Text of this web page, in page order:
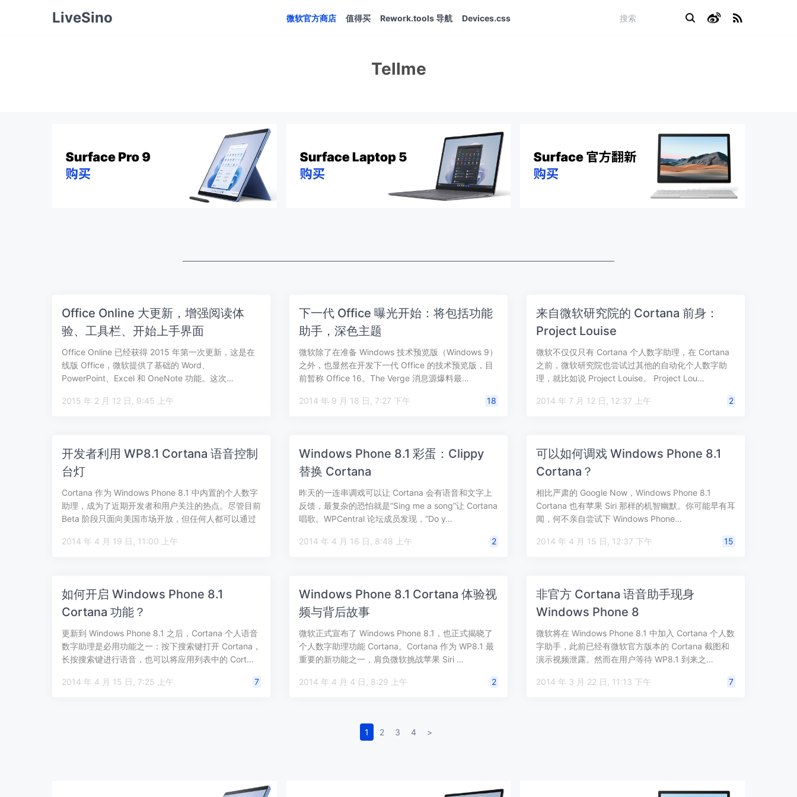
LiveSino 微软官方商店 值得买 Rework.tools 导航 Devices.css
Tellme
Office Online 大更新，增强阅读体
验、工具栏、开始上手界面
Office Online 已经获得 2015 年第一次更新，这是在
线版 Office，微软提供了基础的 Word、
PowerPoint、Excel 和 OneNote 功能。这次…
2015 年 2 月 12 日, 9:45 上午
下一代 Office 曝光开始：将包括功能
助手，深色主题
微软除了在准备 Windows 技术预览版（Windows 9）
之外，也显然在开发下一代 Office 的技术预览版，目
前暂称 Office 16。The Verge 消息源爆料最…
2014 年 9 月 18 日, 7:27 下午 18
来自微软研究院的 Cortana 前身：
Project Louise
微软不仅仅只有 Cortana 个人数字助理，在 Cortana
之前，微软研究院也尝试过其他的自动化个人数字助
理，就比如说 Project Louise。 Project Lou…
2014 年 7 月 12 日, 12:37 上午 2
开发者利用 WP8.1 Cortana 语音控制
台灯
Cortana 作为 Windows Phone 8.1 中内置的个人数字
助理，成为了近期开发者和用户关注的热点。尽管目前
Beta 阶段只面向美国市场开放，但任何人都可以通过
2014 年 4 月 19 日, 11:00 上午
Windows Phone 8.1 彩蛋：Clippy
替换 Cortana
昨天的一连串调戏可以让 Cortana 会有语音和文字上
反馈，最复杂的恐怕就是“Sing me a song”让 Cortana
唱歌。WPCentral 论坛成员发现，“Do y…
2014 年 4 月 16 日, 8:48 上午 2
可以如何调戏 Windows Phone 8.1
Cortana？
相比严肃的 Google Now，Windows Phone 8.1
Cortana 也有苹果 Siri 那样的机智幽默。你可能早有耳
闻，何不亲自尝试下 Windows Phone…
2014 年 4 月 15 日, 12:37 下午 15
如何开启 Windows Phone 8.1
Cortana 功能？
更新到 Windows Phone 8.1 之后，Cortana 个人语音
数字助理是必用功能之一：按下搜索键打开 Cortana，
长按搜索键进行语音，也可以将应用列表中的 Cort…
2014 年 4 月 15 日, 7:25 上午 7
Windows Phone 8.1 Cortana 体验视
频与背后故事
微软正式宣布了 Windows Phone 8.1，也正式揭晓了
个人数字助理功能 Cortana。Cortana 作为 WP8.1 最
重要的新功能之一，肩负微软挑战苹果 Siri …
2014 年 4 月 4 日, 8:29 上午 2
非官方 Cortana 语音助手现身
Windows Phone 8
微软将在 Windows Phone 8.1 中加入 Cortana 个人数
字助手，此前已经有微软官方版本的 Cortana 截图和
演示视频泄露。然而在用户等待 WP8.1 到来之…
2014 年 3 月 22 日, 11:13 下午 7
1 2 3 4 >